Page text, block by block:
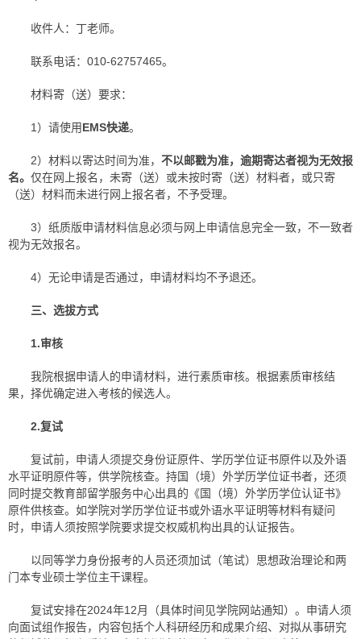
收件人：丁老师。
联系电话：010-62757465。
材料寄（送）要求：
1）请使用EMS快递。
2）材料以寄达时间为准， 不以邮戳为准，逾期寄达者视为无效报
名。 仅在网上报名，未寄（送）或未按时寄（送）材料者，或只寄
（送）材料而未进行网上报名者，不予受理。
3）纸质版申请材料信息必须与网上申请信息完全一致，不一致者
视为无效报名。
4）无论申请是否通过，申请材料均不予退还。
三、选拔方式
1.审核
我院根据申请人的申请材料，进行素质审核。根据素质审核结
果，择优确定进入考核的候选人。
2.复试
复试前，申请人须提交身份证原件、学历学位证书原件以及外语
水平证明原件等，供学院核查。持国（境）外学历学位证书者，还须
同时提交教育部留学服务中心出具的《国（境）外学历学位认证书》
原件供核查。如学院对学历学位证书或外语水平证明等材料有疑问
时，申请人须按照学院要求提交权威机构出具的认证报告。
以同等学力身份报考的人员还须加试（笔试）思想政治理论和两
门本专业硕士学位主干课程。
复试安排在2024年12月（具体时间见学院网站通知）。申请人须
向面试组作报告，内容包括个人科研经历和成果介绍、对拟从事研究